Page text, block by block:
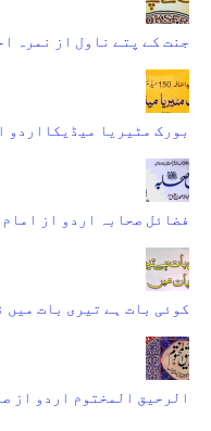
جنت کے پتے ناول از نمرہ
بورک مٹیریا میڈیکااردو
فضائل صحابہ اردو از
کوئی بات ہے تیری بات میں
الرحیق المختوم اردو از